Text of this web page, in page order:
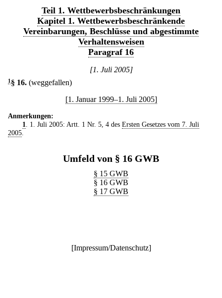
Teil 1. Wettbewerbsbeschränkungen
Kapitel 1. Wettbewerbsbeschränkende
Vereinbarungen, Beschlüsse und abgestimmte
Verhaltensweisen
Paragraf 16
[1. Juli 2005]
1 § 16. (weggefallen)
[1. Januar 1999–1. Juli 2005]
Anmerkungen:
1
. 1. Juli 2005: Artt. 1 Nr. 5, 4 des Ersten Gesetzes vom 7. Juli
2005
Umfeld von § 16 GWB
§ 15 GWB
§ 16 GWB
§ 17 GWB
[Impressum/Datenschutz]